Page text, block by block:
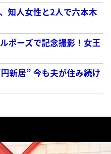
知人女性と2人で六本木
ポーズで記念撮影！女王
新居” 今も夫が住み続け